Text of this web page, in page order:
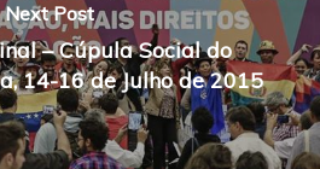
Next Post
– Cúpula Social do
14-16 de Julho de 2015